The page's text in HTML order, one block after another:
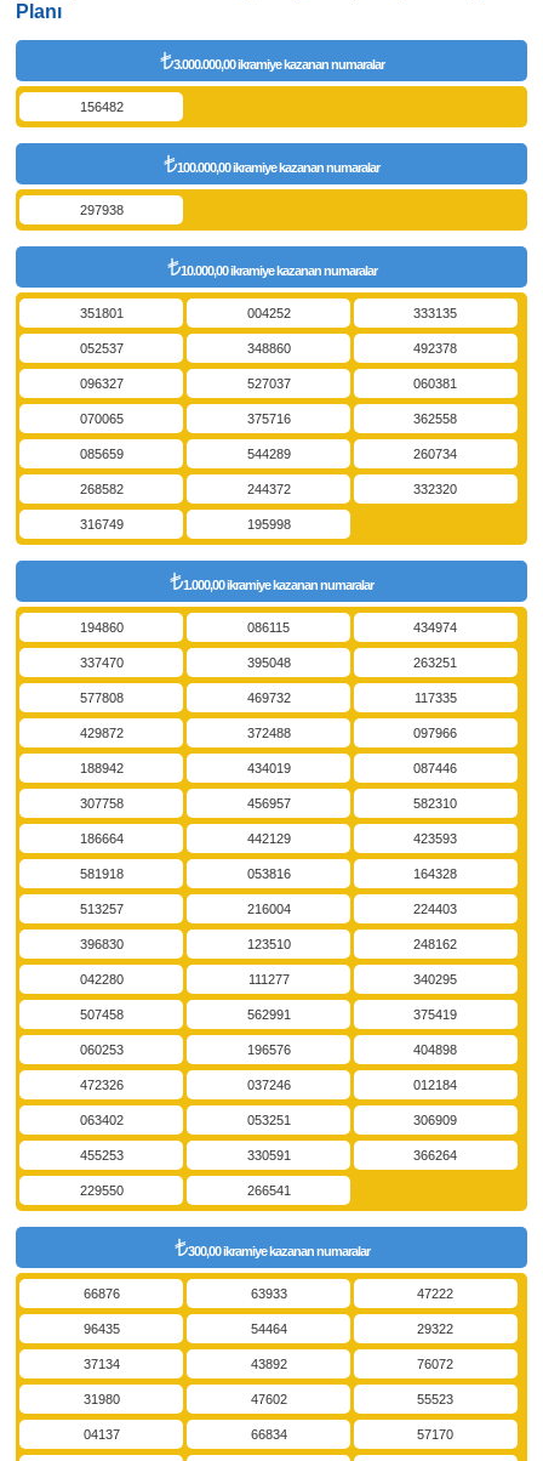
Planı
3.000.000,00 ikramiye kazanan numaralar
156482
100.000,00 ikramiye kazanan numaralar
297938
10.000,00 ikramiye kazanan numaralar
351801 004252 333135
052537 348860 492378
096327 527037 060381
070065 375716 362558
085659 544289 260734
268582 244372 332320
316749 195998
1.000,00 ikramiye kazanan numaralar
194860 086115 434974
337470 395048 263251
577808 469732 117335
429872 372488 097966
188942 434019 087446
307758 456957 582310
186664 442129 423593
581918 053816 164328
513257 216004 224403
396830 123510 248162
042280 111277 340295
507458 562991 375419
060253 196576 404898
472326 037246 012184
063402 053251 306909
455253 330591 366264
229550 266541
300,00 ikramiye kazanan numaralar
66876 63933 47222
96435 54464 29322
37134 43892 76072
31980 47602 55523
04137 66834 57170